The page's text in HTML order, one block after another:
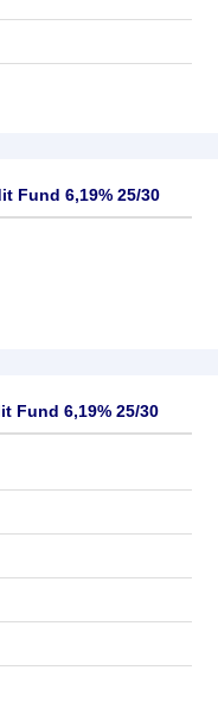
Fund 6,19% 25/30
Fund 6,19% 25/30